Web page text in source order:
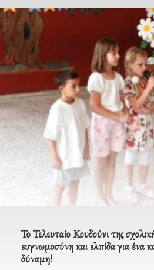
Το Τελευταίο Κουδούνι της
ευγνωμοσύνη και ελπίδα για ένα
δύναμη!